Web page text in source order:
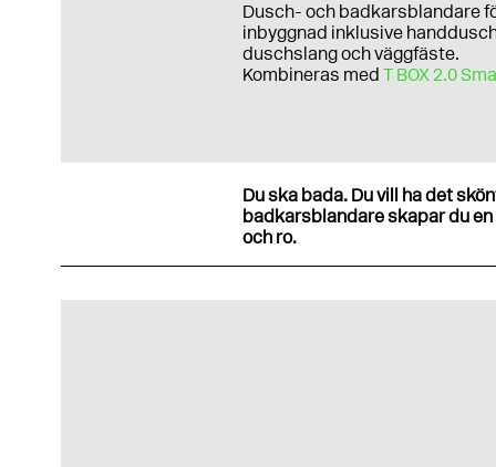
Dusch- och badkarsblandare
inbyggnad inklusive
duschslang och väggfäste.
Kombineras medT BOX 2.0
Du ska bada. Du vill ha det
badkarsblandare skapar du
och ro.